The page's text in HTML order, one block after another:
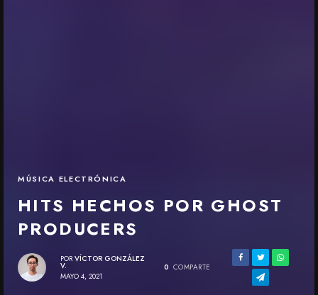
MÚSICA ELECTRÓNICA
HITS HECHOS POR GHOST
PRODUCERS
POR VÍCTOR GONZÁLEZ
V.
MAYO 4, 2021
0 COMPARTE